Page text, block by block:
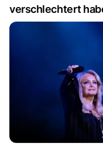
verschlechtert